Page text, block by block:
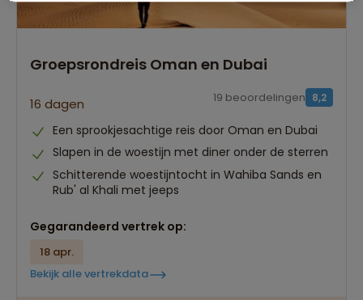
Groepsrondreis Oman en Dubai
16 dagen 8,2
19 beoordelingen
Een sprookjesachtige reis door Oman en Dubai
Slapen in de woestijn met diner onder de sterren
Schitterende woestijntocht in Wahiba Sands en
Rub' al Khali met jeeps
Gegarandeerd vertrek op:
18 apr.
Bekijk alle vertrekdata